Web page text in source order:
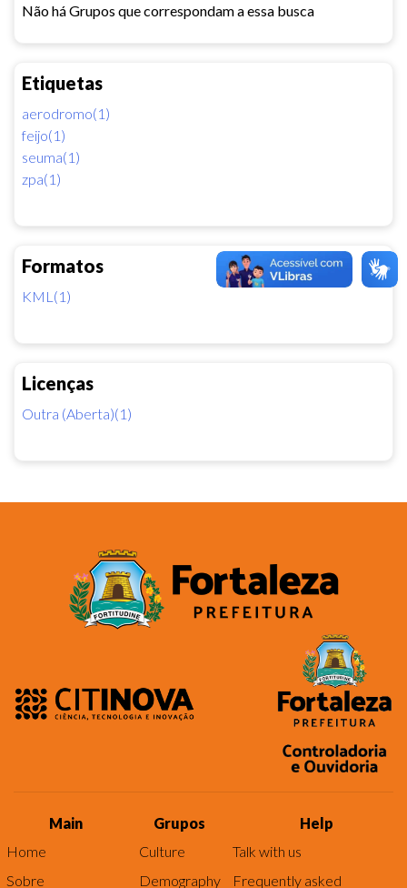
Não há Grupos que correspondam a essa busca
Etiquetas
aerodromo(1)
feijo(1)
seuma(1)
zpa(1)
Formatos
KML(1)
Licenças
Outra (Aberta)(1)
Main
Home
Sobre
Grupos
Culture
Demography
Help
Talk with us
Frequently asked